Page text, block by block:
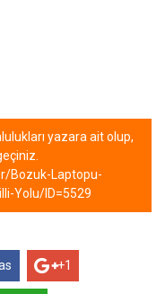
yazara ait olup,
Bozuk-Laptopu-
Yolu/ID=5529
+1